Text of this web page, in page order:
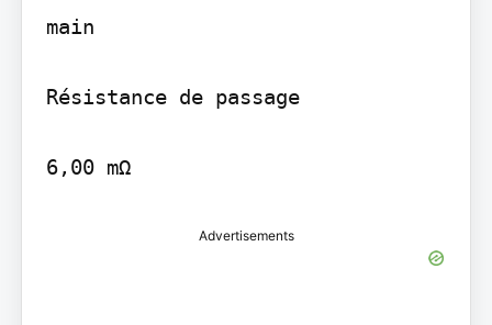
main
Résistance de passage
6,00 mΩ
Advertisements